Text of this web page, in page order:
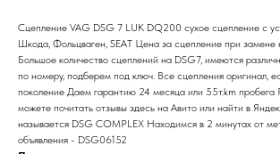
Сцепление VAG DSG 7 LUK DQ200 сухое сцепление с
Шкода, Фольцваген, SEAT Цена за сцепление при
Большое количество сцеплений на DSG7, имеются
по номеру, подберем под ключ. Все сцепления оригинал,
поколение Даем гарантию 24 месяца или 55т.km пробега
можете почитать отзывы здесь на Авито или найти в
называется DSG COMPLEX Находимся в 2 минутах от
объявления - DSG06152